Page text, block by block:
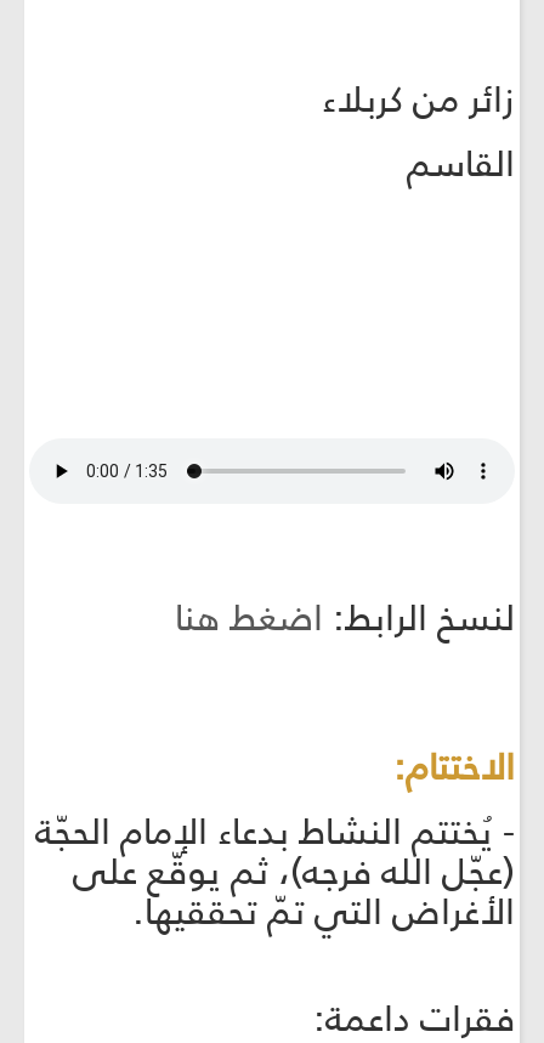
زائر من كربلاء
القاسم
لنسخ الرابط: اضغط هنا
الاختتام:
- يُختتم النشاط بدعاء الإمام الحجّة
(عجّل الله فرجه)، ثم يوقّع على
الأغراض التي تمّ تحققيها.
فقرات داعمة: